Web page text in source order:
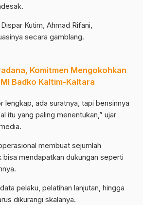
Kutim, Ahmad Rifani,
secara gamblang.
Komitmen Mengokohkan
Badko Kaltim-Kaltara
lengkap, ada suratnya, tapi bensinnya
itu yang paling menentukan,” ujar
membuat sejumlah
mendapatkan dukungan seperti
pelaku, pelatihan lanjutan, hingga
dikurangi skalanya.